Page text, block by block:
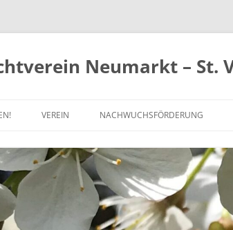
Neumarkt – St.
VEREIN
VERBÄNDE
NACHWUCHSFÖRDERUNG
IMKERN AUF PROBE